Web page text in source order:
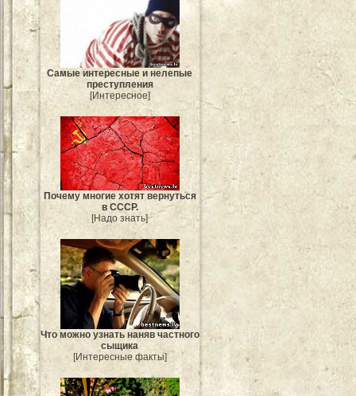
Самые интересные и нелепые
преступления
[Интересное]
Почему многие хотят вернуться
в СССР.
[Надо знать]
Что можно узнать наняв частного
сыщика
[Интересные факты]